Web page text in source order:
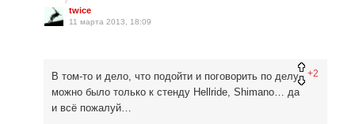
twice
11 марта 2013, 18:09
+2
В том-то и дело, что подойти и поговорить по делу
можно было только к стенду Hellride, Shimano… да
и всё пожалуй…